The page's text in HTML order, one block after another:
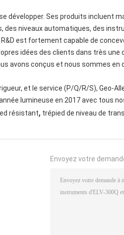
développer. Ses produits incluent
des niveaux automatiques, des
est fortement capable de
idées des clients dans très une
avons conçus et nous sommes en
et le service (P/Q/R/S), Geo-
lumineuse en 2017 avec tous
résistant, trépied de niveau de
Envoyez votre